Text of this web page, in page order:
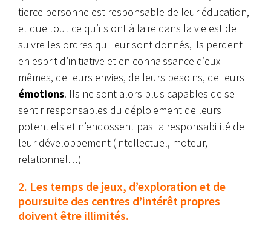
tierce personne est responsable de leur éducation,
et que tout ce qu’ils ont à faire dans la vie est de
suivre les ordres qui leur sont donnés, ils perdent
en esprit d’initiative et en connaissance d’eux-
mêmes, de leurs envies, de leurs besoins, de leurs
émotions. Ils ne sont alors plus capables de se
sentir responsables du déploiement de leurs
potentiels et n’endossent pas la responsabilité de
leur développement (intellectuel, moteur,
relationnel…)
2. Les temps de jeux, d’exploration et de
poursuite des centres d’intérêt propres
doivent être illimités.